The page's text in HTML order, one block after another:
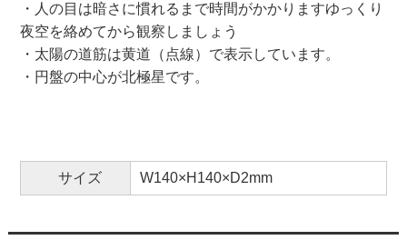
・人の目は暗さに慣れるまで時間がかかりますゆっくり
夜空を絡めてから観察しましょう
・太陽の道筋は黄道（点線）で表示しています。
・円盤の中心が北極星です。
サイズ W140×H140×D2mm